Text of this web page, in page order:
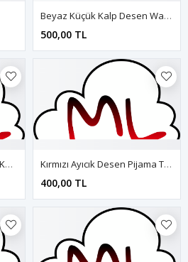
Beyaz Küçük Kalp Desen Waffle Kumaş Pijama Takımı
500,00 TL
Beyaz Yıldız Desen Waffle Kumaş Pijama Takımı Kırmızı Ayıcık Desen Pijama Takımı
400,00 TL